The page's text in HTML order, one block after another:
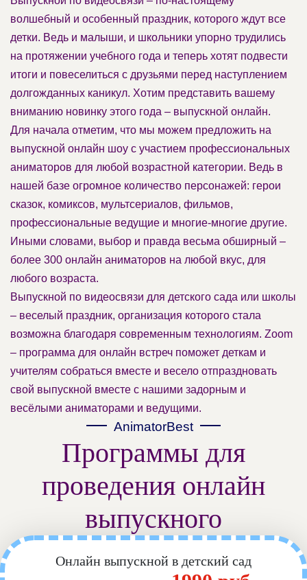
волшебный и особенный праздник, которого ждут все
детки. Ведь и малыши, и школьники упорно трудились
на протяжении учебного года и теперь хотят подвести
итоги и повеселиться с друзьями перед наступлением
долгожданных каникул. Хотим представить вашему
вниманию новинку этого года – выпускной онлайн.
Для начала отметим, что мы можем предложить на
выпускной онлайн шоу с участием профессиональных
аниматоров для любой возрастной категории. Ведь в
нашей базе огромное количество персонажей: герои
сказок, комиксов, мультсериалов, фильмов,
профессиональные ведущие и многие-многие другие.
Иными словами, выбор и правда весьма обширный –
более 300 онлайн аниматоров на любой вкус, для
любого возраста.
Выпускной по видеосвязи для детского сада или школы
– веселый праздник, организация которого стала
возможна благодаря современным технологиям. Zoom
– программа для онлайн встреч поможет деткам и
учителям собраться вместе и весело отпраздновать
свой выпускной вместе с нашими задорным и
весёлыми аниматорами и ведущими.
AnimatorBest
Программы для
проведения онлайн
выпускного
Онлайн выпускной в детский сад